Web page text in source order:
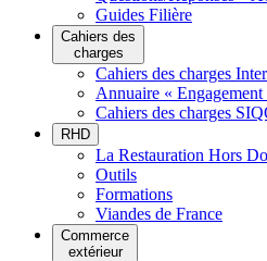
Guides Filière
Cahiers des
charges
Cahiers des charges
Annuaire « Engagement
Cahiers des charges
RHD
La Restauration Hors
Outils
Formations
Viandes de France
Commerce
extérieur